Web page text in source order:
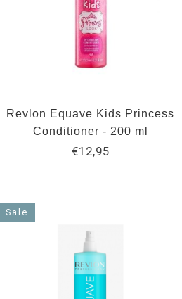
Revlon Equave Kids Princess
Conditioner - 200 ml
€12,95
Sale